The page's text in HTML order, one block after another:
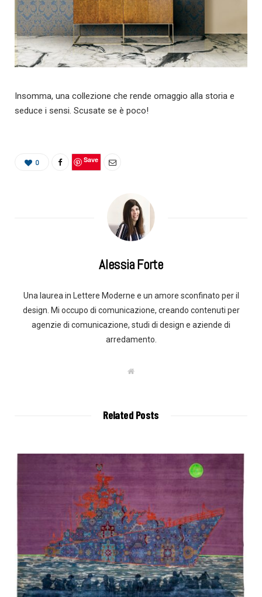
Insomma, una collezione che rende omaggio alla storia e
seduce i sensi. Scusate se è poco!
0 Save
Alessia Forte
Una laurea in Lettere Moderne e un amore sconfinato per il
design. Mi occupo di comunicazione, creando contenuti per
agenzie di comunicazione, studi di design e aziende di
arredamento.
W
Related Posts